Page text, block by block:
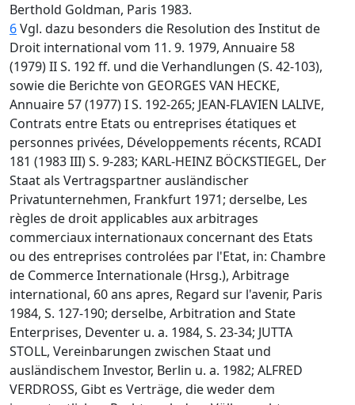
Berthold Goldman, Paris 1983.
6Vgl. dazu besonders die Resolution des Institut de
Droit international vom 11. 9. 1979, Annuaire 58
(1979) II S. 192 ff. und die Verhandlungen (S. 42-103),
sowie die Berichte von GEORGES VAN HECKE,
Annuaire 57 (1977) I S. 192-265; JEAN-FLAVIEN LALIVE,
Contrats entre Etats ou entreprises étatiques et
personnes privées, Développements récents, RCADI
181 (1983 III) S. 9-283; KARL-HEINZ BÖCKSTIEGEL, Der
Staat als Vertragspartner ausländischer
Privatunternehmen, Frankfurt 1971; derselbe, Les
règles de droit applicables aux arbitrages
commerciaux internationaux concernant des Etats
ou des entreprises controlées par l'Etat, in: Chambre
de Commerce Internationale (Hrsg.), Arbitrage
international, 60 ans apres, Regard sur l'avenir, Paris
1984, S. 127-190; derselbe, Arbitration and State
Enterprises, Deventer u. a. 1984, S. 23-34; JUTTA
STOLL, Vereinbarungen zwischen Staat und
ausländischem Investor, Berlin u. a. 1982; ALFRED
VERDROSS, Gibt es Verträge, die weder dem